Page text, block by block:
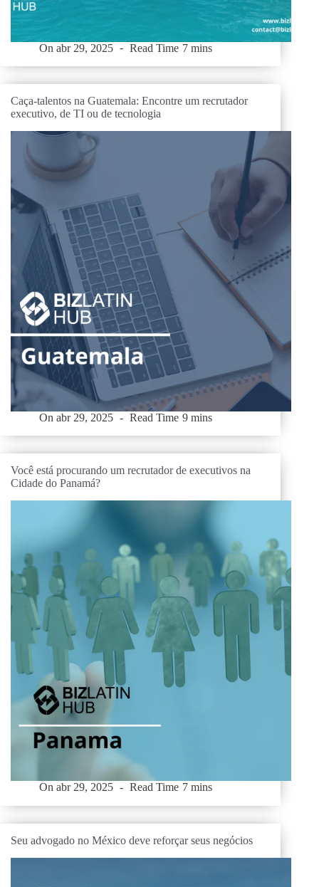
On abr 29, 2025 Read Time 7 mins
Caça-talentos na Guatemala: Encontre um recrutador
executivo, de TI ou de tecnologia
On abr 29, 2025 Read Time 9 mins
Você está procurando um recrutador de executivos na
Cidade do Panamá?
On abr 29, 2025 Read Time 7 mins
Seu advogado no México deve reforçar seus negócios